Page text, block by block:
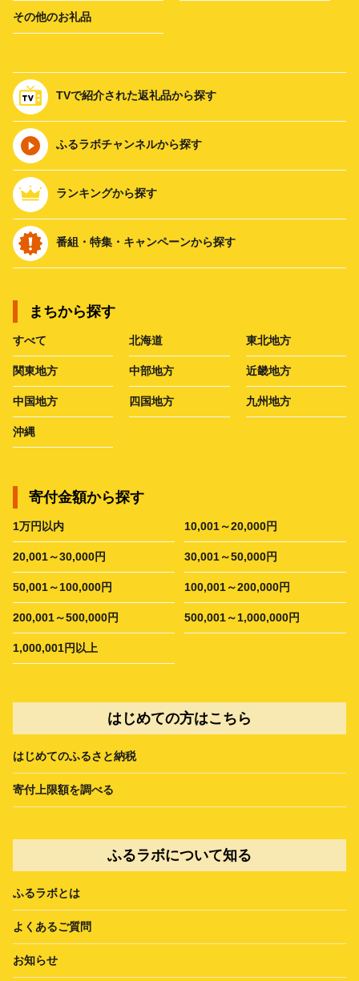
その他のお礼品
TVで紹介された返礼品から探す
ふるラボチャンネルから探す
ランキングから探す
番組・特集・キャンペーンから探す
まちから探す
すべて 北海道 東北地方
関東地方 中部地方 近畿地方
中国地方 四国地方 九州地方
沖縄
寄付金額から探す
1万円以内 10,001～20,000円
20,001～30,000円 30,001～50,000円
50,001～100,000円 100,001～200,000円
200,001～500,000円 500,001～1,000,000円
1,000,001円以上
はじめての方はこちら
はじめてのふるさと納税
寄付上限額を調べる
ふるラボについて知る
ふるラボとは
よくあるご質問
お知らせ